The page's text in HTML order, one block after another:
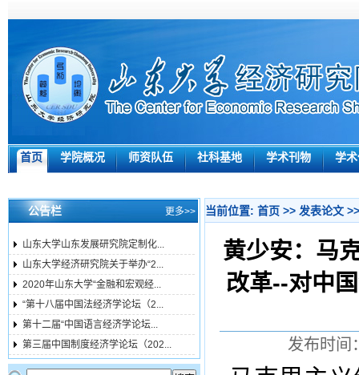
首页 学院概况 师资队伍 社科基地 学术刊物 学
公告栏 更多>>
山东大学山东发展研究院定制化...
山东大学经济研究院关于举办“2...
2020年山东大学“金融和宏观经...
“第十八届中国法经济学论坛（2...
第十二届“中国语言经济学论坛...
第三届中国制度经济学论坛（202...
当前位置: 首页 >> 发表论文
黄少安：马
改革--对中
发布时